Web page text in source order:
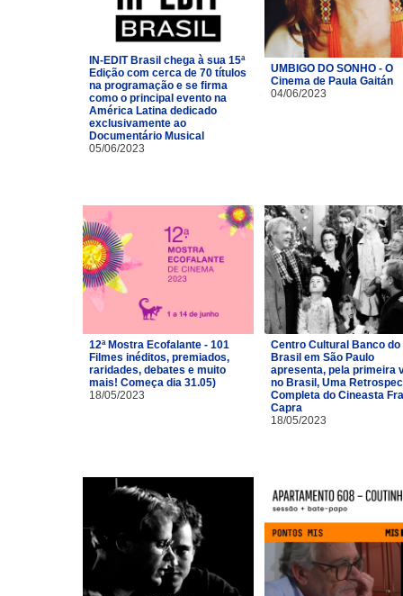
IN-EDIT Brasil chega à sua 15ª
Edição com cerca de 70 títulos
na programação e se firma
como o principal evento na
América Latina dedicado
exclusivamente ao
Documentário Musical
05/06/2023
UMBIGO DO SONHO - O
Cinema de Paula Gaitán
04/06/2023
12ª Mostra Ecofalante - 101
Filmes inéditos, premiados,
raridades, debates e muito
mais! Começa dia 31.05)
18/05/2023
Centro Cultural Banco do
Brasil em São Paulo
apresenta, pela primeira
no Brasil, Uma
Completa do Cineasta
Capra
18/05/2023